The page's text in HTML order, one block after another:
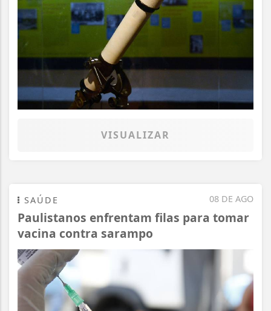
VISUALIZAR
08 DE AGO
SAÚDE
Paulistanos enfrentam filas para tomar
vacina contra sarampo